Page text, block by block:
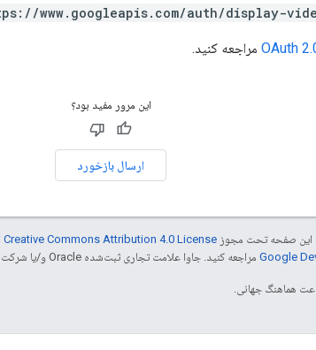
www.googleapis.com/auth/display-
مراجعه کنید.
این مرور مفید بود؟
ارسال بازخورد
این صفحه تحت مجوز Creative Commons Attribution 4.0 License
مراجعه کنید. جاوا علامت تجاری ثبت‌شده Oracle و/یا شرکت‌های وابسته به آن است.